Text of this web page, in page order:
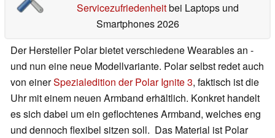
Servicezufriedenheitbei Laptops und
Smartphones 2026
Der Hersteller Polar bietet verschiedene Wearables an -
und nun eine neue Modellvariante. Polar selbst redet auch
von einerSpezialedition der Polar Ignite 3, faktisch ist die
Uhr mit einem neuen Armband erhältlich. Konkret handelt
es sich dabei um ein geflochtenes Armband, welches eng
und dennoch flexibel sitzen soll. Das Material ist Polar